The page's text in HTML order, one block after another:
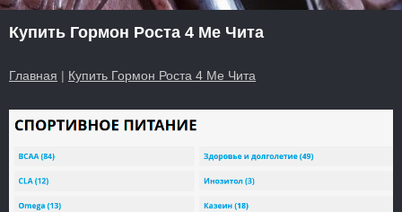
Купить Гормон Роста 4 Ме Чита
Главная | Купить Гормон Роста 4 Ме Чита